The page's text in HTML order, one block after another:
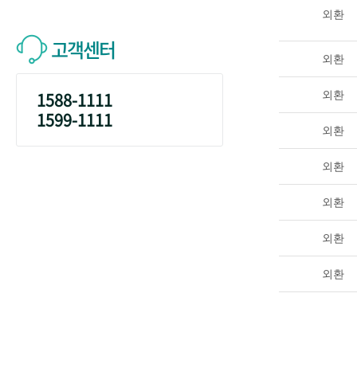
고객센터
1588-1111
1599-1111
외환
외환
외환
외환
외환
외환
외환
외환